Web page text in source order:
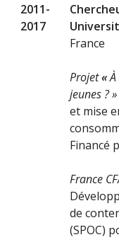
2011-
2017
France
Projet«
jeunes ? »
et mise
Financé
France
de
(SPOC)